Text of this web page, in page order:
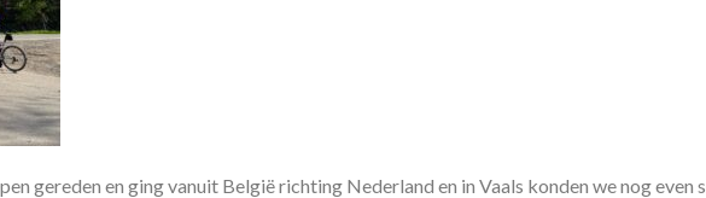
gereden en ging vanuit België richting Nederland en in Vaals konden we nog